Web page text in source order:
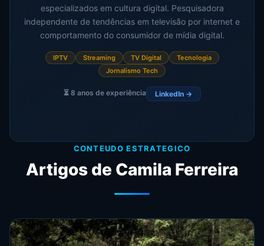
especializados em cultura digital. Pesquisadora
independente de tendências em televisão por internet e
comportamento do consumidor de mídia digital.
IPTV Streaming TV Digital
Tecnologia
Jornalismo Tech
8 anos de experiência LinkedIn →
CONTEUDO ESTRATEGICO
Artigos de Camila Ferreira